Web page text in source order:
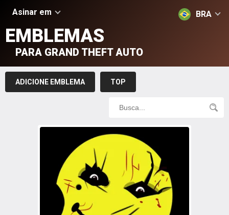
Asinar em BRA
EMBLEMAS
PARA GRAND THEFT AUTO
ADICIONE EMBLEMA TOP